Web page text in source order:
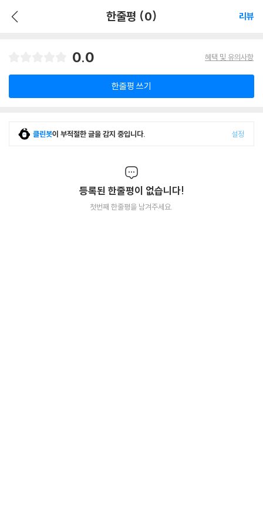
한줄평 (0) 리뷰
0.0 혜택 및 유의사항
한줄평 쓰기
클린봇이 부적절한 글을 감지 중입니다. 설정
등록된 한줄평이 없습니다!
첫번째 한줄평을 남겨주세요.